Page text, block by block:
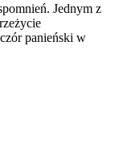
Jednym z
panieński w